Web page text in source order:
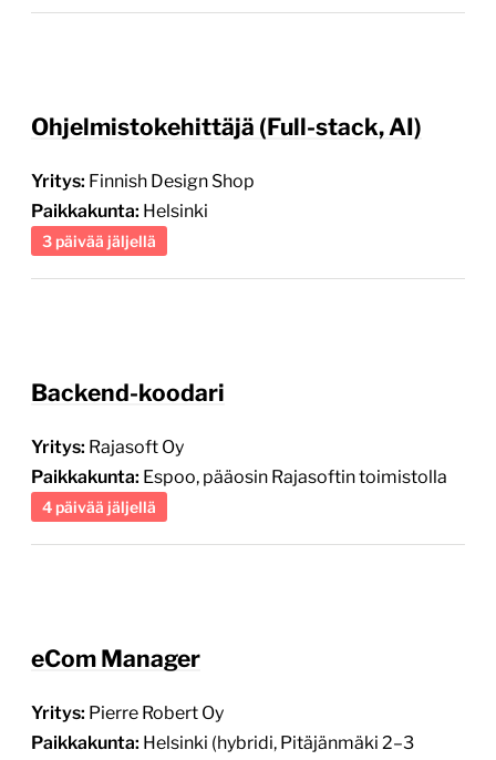
Yritys:Finnish Design Shop
3 päivää jäljellä
Yritys:Rajasoft Oy
4 päivää jäljellä
Yritys:Pierre Robert Oy
pv/vko)
8 päivää jäljellä